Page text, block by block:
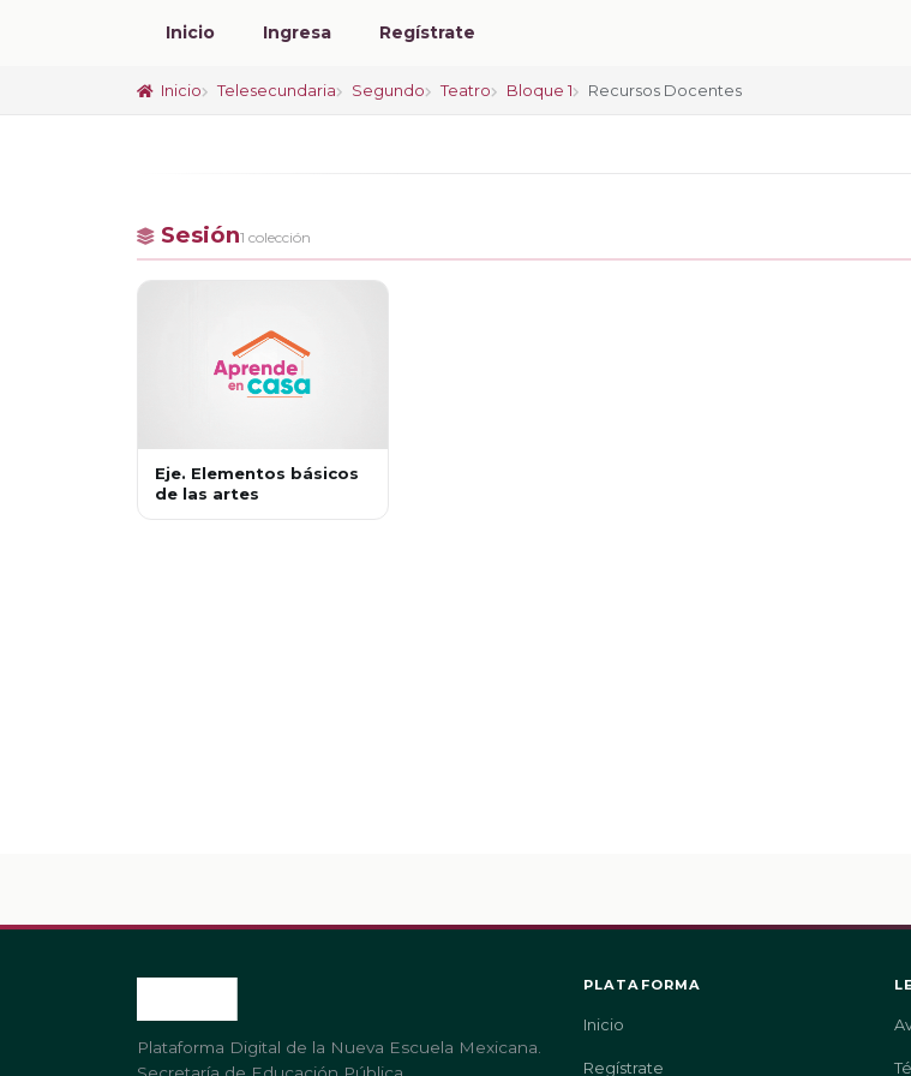
Inicio Ingresa Regístrate
Inicio Telesecundaria Segundo Teatro Bloque 1 Recursos Docentes
Sesión1 colección
Eje. Elementos básicos
de las artes
Plataforma Digital de la Nueva Escuela Mexicana.
PLATAFORMA
Inicio
Regístrate